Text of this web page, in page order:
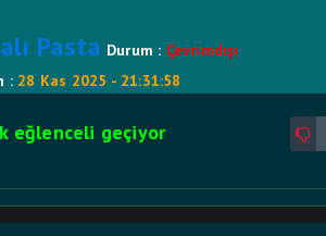
Pasta Durum : Çevrimdışı
: 28 Kas 2025 - 21:31:58
eğlenceli geçiyor